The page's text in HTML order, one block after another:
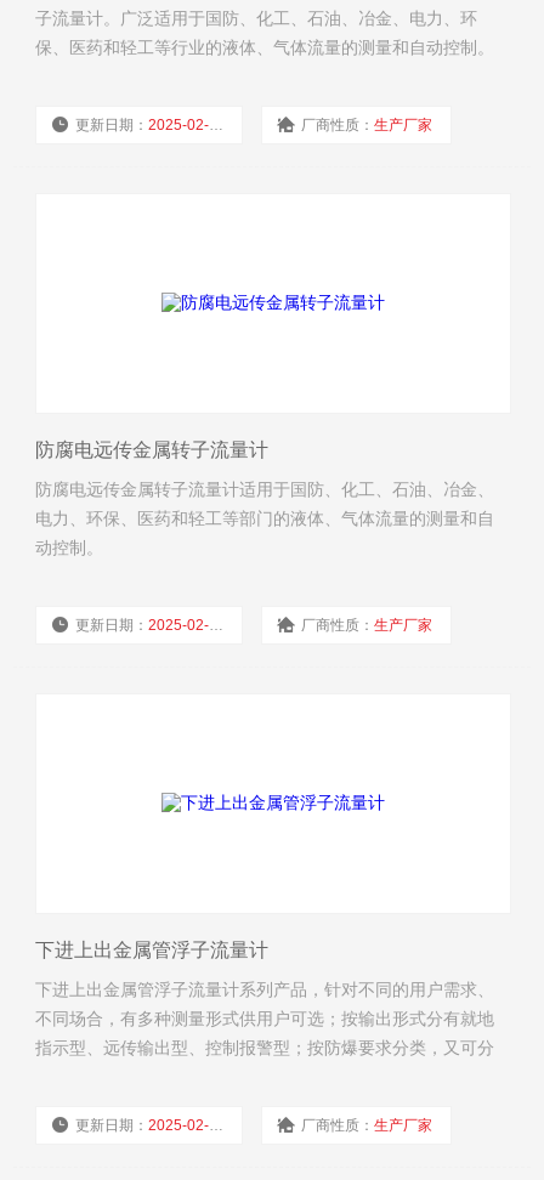
子流量计。广泛适用于国防、化工、石油、冶金、电力、环
保、医药和轻工等行业的液体、气体流量的测量和自动控制。
更新日期：2025-02-19 厂商性质：生产厂家
防腐电远传金属转子流量计
防腐电远传金属转子流量计适用于国防、化工、石油、冶金、
电力、环保、医药和轻工等部门的液体、气体流量的测量和自
动控制。
更新日期：2025-02-19 厂商性质：生产厂家
下进上出金属管浮子流量计
下进上出金属管浮子流量计系列产品，针对不同的用户需求、
不同场合，有多种测量形式供用户可选；按输出形式分有就地
指示型、远传输出型、控制报警型；按防爆要求分类，又可分
更新日期：2025-02-19 厂商性质：生产厂家